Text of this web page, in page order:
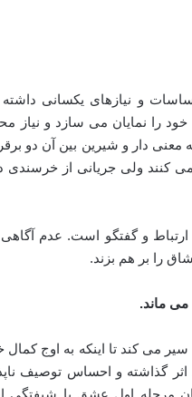
و نیازهای یکسانی داشته
را نمایان می سازد و نیاز
دار و شیرین بین آن دو
کنند ولی جریانی از خرسندی
و گفتگو است. عدم
را بر هم بزند.
می کند تا اینکه به اوج کمال
گذاشته و احساس توصیف
مرحله اول عشق یا شیفتگی